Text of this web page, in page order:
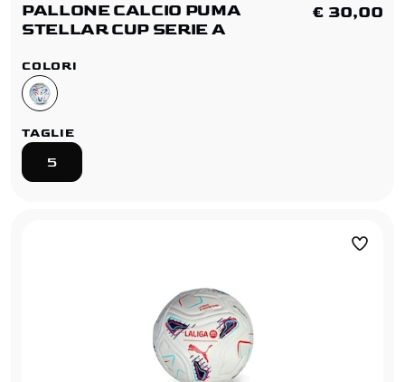
PALLONE CALCIO PUMA
STELLAR CUP SERIE A
€ 30,00
COLORI
TAGLIE
5